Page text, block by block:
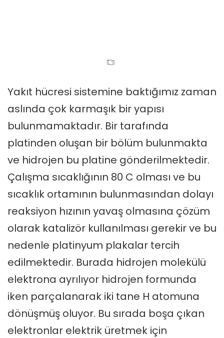
Yakıt hücresi sistemine baktığımız zaman
aslında çok karmaşık bir yapısı
bulunmamaktadır. Bir tarafında
platinden oluşan bir bölüm bulunmakta
ve hidrojen bu platine gönderilmektedir.
Çalışma sıcaklığının 80 C olması ve bu
sıcaklık ortamının bulunmasından dolayı
reaksiyon hızının yavaş olmasına çözüm
olarak katalizör kullanılması gerekir ve bu
nedenle platinyum plakalar tercih
edilmektedir. Burada hidrojen molekülü
elektrona ayrılıyor hidrojen formunda
iken parçalanarak iki tane H atomuna
dönüşmüş oluyor. Bu sırada boşa çıkan
elektronlar elektrik üretmek için